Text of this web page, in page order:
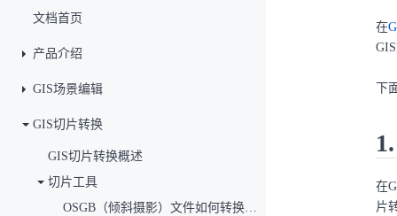
文档首页
产品介绍
GIS场景编辑
GIS切片转换
GIS切片转换概述
切片工具
OSGB（倾斜摄影）文件如何转换成3DTiles文件？（倾斜模型切片）
在
下
在
片